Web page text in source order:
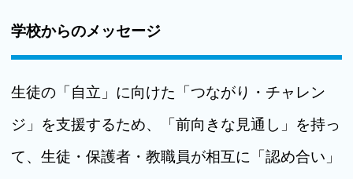
学校からのメッセージ
生徒の「自立」に向けた「つながり・チャレン
ジ」を支援するため、「前向きな見通し」を持っ
て、生徒・保護者・教職員が相互に「認め合い」